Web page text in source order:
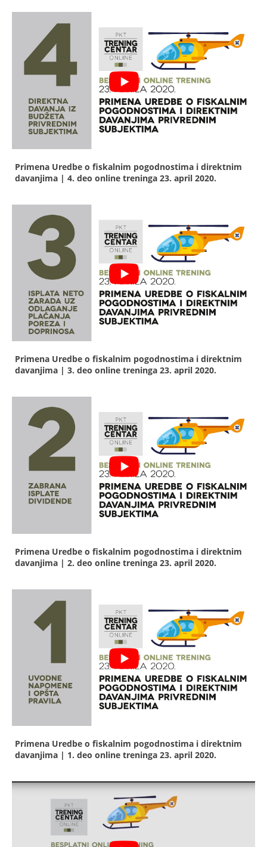
Primena Uredbe o fiskalnim pogodnostima i direktnim
davanjima | 4. deo online treninga 23. april 2020.
Primena Uredbe o fiskalnim pogodnostima i direktnim
davanjima | 3. deo online treninga 23. april 2020.
Primena Uredbe o fiskalnim pogodnostima i direktnim
davanjima | 2. deo online treninga 23. april 2020.
Primena Uredbe o fiskalnim pogodnostima i direktnim
davanjima | 1. deo online treninga 23. april 2020.